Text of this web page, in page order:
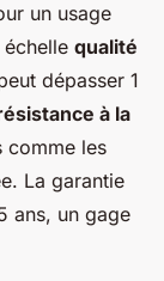
un usage
qualité
dépasser 1
à la
comme les
La garantie
ans, un gage